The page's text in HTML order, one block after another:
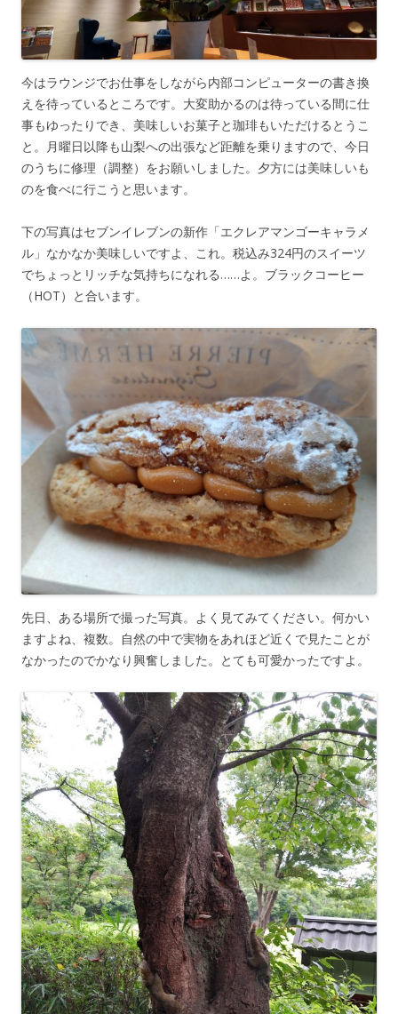
今はラウンジでお仕事をしながら内部コンピューターの書き換
えを待っているところです。大変助かるのは待っている間に仕
事もゆったりでき、美味しいお菓子と珈琲もいただけるとうこ
と。月曜日以降も山梨への出張など距離を乗りますので、今日
のうちに修理（調整）をお願いしました。夕方には美味しいも
のを食べに行こうと思います。
下の写真はセブンイレブンの新作「エクレアマンゴーキャラメ
ル」なかなか美味しいですよ、これ。税込み324円のスイーツ
でちょっとリッチな気持ちになれる……よ。ブラックコーヒー
（HOT）と合います。
先日、ある場所で撮った写真。よく見てみてください。何かい
ますよね、複数。自然の中で実物をあれほど近くで見たことが
なかったのでかなり興奮しました。とても可愛かったですよ。